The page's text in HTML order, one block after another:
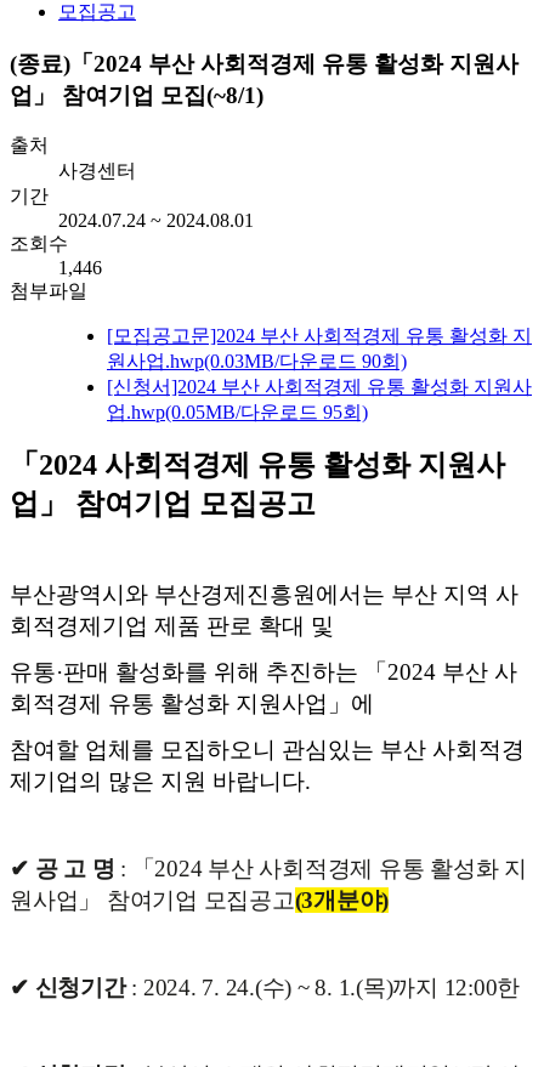
모집공고
(종료)「2024 부산 사회적경제 유통 활성화 지원사
업」 참여기업 모집(~8/1)
출처
사경센터
기간
2024.07.24 ~ 2024.08.01
조회수
1,446
첨부파일
[모집공고문]2024 부산 사회적경제 유통 활성화 지
원사업.hwp(0.03MB/다운로드 90회)
[신청서]2024 부산 사회적경제 유통 활성화 지원사
업.hwp(0.05MB/다운로드 95회)
「2024 사회적경제 유통 활성화 지원사
업」 참여기업 모집공고
부산광역시와 부산경제진흥원에서는 부산 지역 사
회적경제기업 제품 판로 확대 및
유통·판매 활성화를 위해 추진하는 「2024 부산 사
회적경제 유통 활성화 지원사업」에
참여할 업체를 모집하오니 관심있는 부산 사회적경
제기업의 많은 지원 바랍니다.
✔ 공 고명 : 「2024 부산 사회적경제 유통 활성화 지
원사업」 참여기업 모집공고(3개분야)
✔ 신청기간: 2024. 7. 24.(수) ~ 8. 1.(목)까지 12:00한